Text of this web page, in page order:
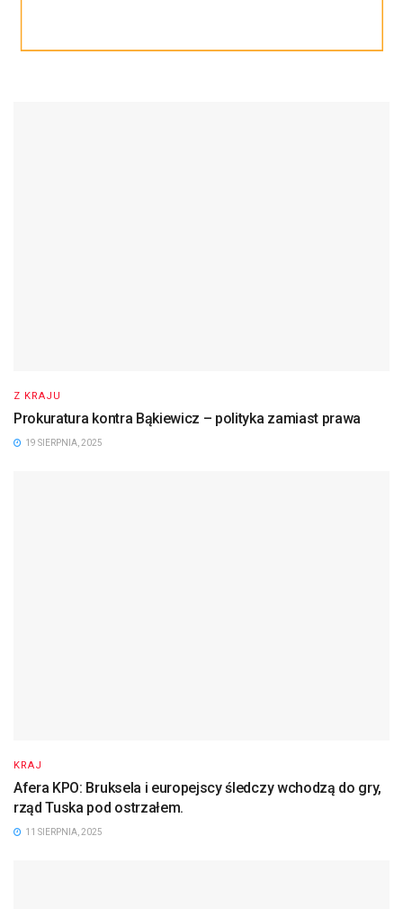
Z KRAJU
Prokuratura kontra Bąkiewicz – polityka zamiast prawa
19 SIERPNIA, 2025
KRAJ
Afera KPO: Bruksela i europejscy śledczy wchodzą do gry,
rząd Tuska pod ostrzałem.
11 SIERPNIA, 2025